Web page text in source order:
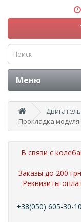
Меню
Двигатель
Прокладка модуля
В связи с
Заказы до 200
Реквизиты
+38(050) 605-30-